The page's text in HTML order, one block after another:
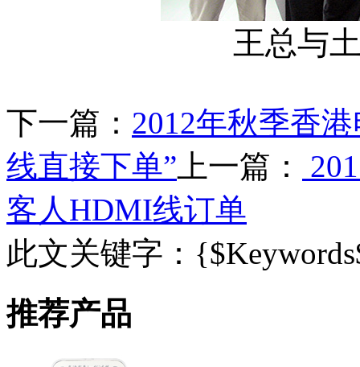
王总与
下一篇： 2012年秋季香
线直接下单” 上一篇：
客人HDMI线订单
此文关键字：
推荐产品